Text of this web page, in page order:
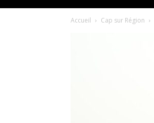
Accueil Cap sur Région